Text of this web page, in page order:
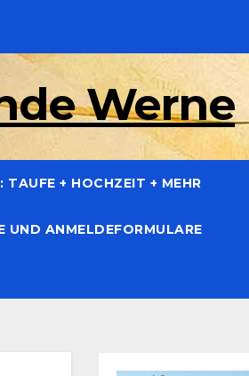
Werne
TAUFE + HOCHZEIT + MEHR
UND ANMELDEFORMULARE